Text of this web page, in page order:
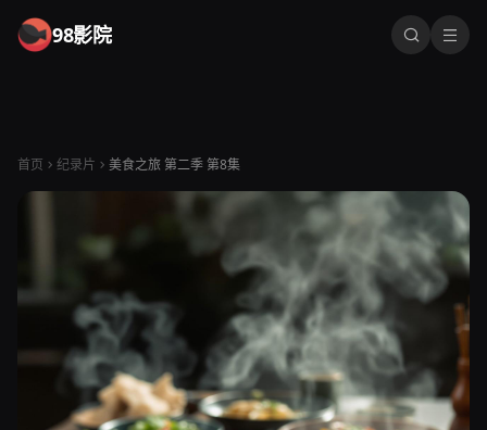
98影院
首页 纪录片 美食之旅 第二季 第8集